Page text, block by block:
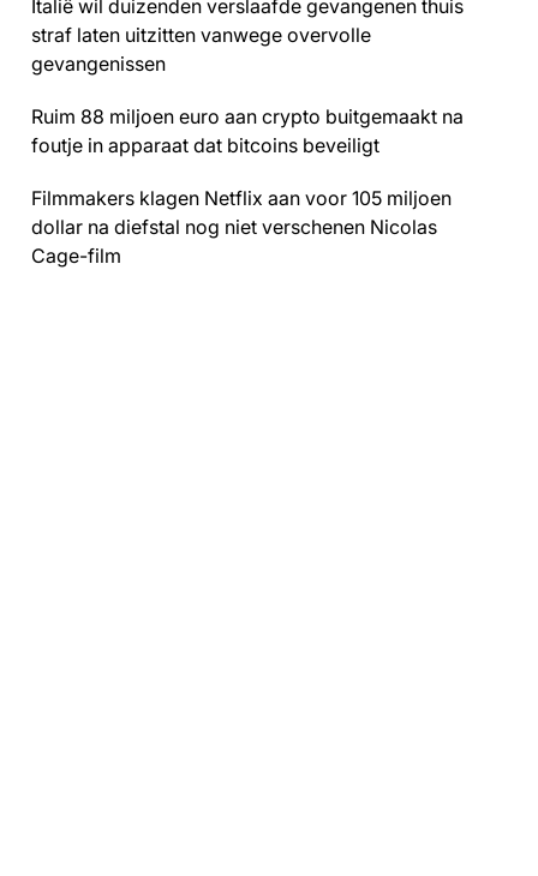
Italië wil duizenden verslaafde gevangenen thuis
straf laten uitzitten vanwege overvolle
gevangenissen
Ruim 88 miljoen euro aan crypto buitgemaakt na
foutje in apparaat dat bitcoins beveiligt
Filmmakers klagen Netflix aan voor 105 miljoen
dollar na diefstal nog niet verschenen Nicolas
Cage-film